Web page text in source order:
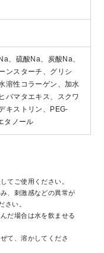
、硫酸Na、炭酸Na、
ンスターチ、グリシ
溶性コラーゲン、加水
バマタエキス、スクワ
キストリン、PEG-
タノール
てご使用ください。
、刺激感などの異常が
さい。
だ場合は水を飲ませる
て、溶かしてくださ